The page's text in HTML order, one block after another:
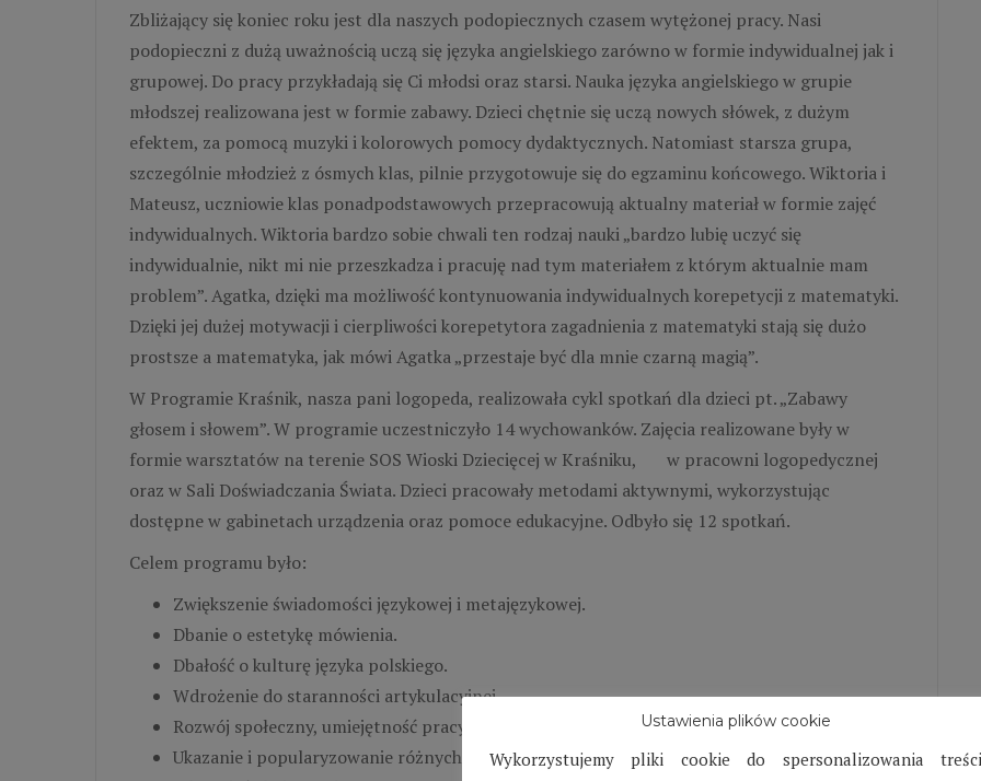
Zbliżający się koniec roku jest dla naszych podopiecznych czasem wytężonej pracy. Nasi
podopieczni z dużą uważnością uczą się języka angielskiego zarówno w formie indywidualnej jak i
grupowej. Do pracy przykładają się Ci młodsi oraz starsi. Nauka języka angielskiego w grupie
młodszej realizowana jest w formie zabawy. Dzieci chętnie się uczą nowych słówek, z dużym
efektem, za pomocą muzyki i kolorowych pomocy dydaktycznych. Natomiast starsza grupa,
szczególnie młodzież z ósmych klas, pilnie przygotowuje się do egzaminu końcowego. Wiktoria i
Mateusz, uczniowie klas ponadpodstawowych przepracowują aktualny materiał w formie zajęć
indywidualnych. Wiktoria bardzo sobie chwali ten rodzaj nauki „bardzo lubię uczyć się
indywidualnie, nikt mi nie przeszkadza i pracuję nad tym materiałem z którym aktualnie mam
problem”. Agatka, dzięki ma możliwość kontynuowania indywidualnych korepetycji z matematyki.
Dzięki jej dużej motywacji i cierpliwości korepetytora zagadnienia z matematyki stają się dużo
prostsze a matematyka, jak mówi Agatka „przestaje być dla mnie czarną magią”.
W Programie Kraśnik, nasza pani logopeda, realizowała cykl spotkań dla dzieci pt. „Zabawy
głosem i słowem”. W programie uczestniczyło 14 wychowanków. Zajęcia realizowane były w
formie warsztatów na terenie SOS Wioski Dziecięcej w Kraśniku, w pracowni logopedycznej
oraz w Sali Doświadczania Świata. Dzieci pracowały metodami aktywnymi, wykorzystując
dostępne w gabinetach urządzenia oraz pomoce edukacyjne. Odbyło się 12 spotkań.
Celem programu było:
Zwiększenie świadomości językowej i metajęzykowej.
Dbanie o estetykę mówienia.
Dbałość o kulturę języka polskiego.
Wdrożenie do staranności artykulacyjnej.
Rozwój społeczny, umiejętność pracy w grupie.
Ukazanie i popularyzowanie różnych sposobów organizacji czasu wolnego.
Ustawienia plików cookie
Wykorzystujemy pliki cookie do spersonalizowania treści